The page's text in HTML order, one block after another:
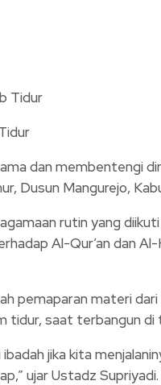
dan membentengi
Dusun Mangurejo,
rutin yang
Al-Qur’an dan
pemaparan materi
tidur, saat terbangun
jika kita
ujar Ustadz Supriyadi.